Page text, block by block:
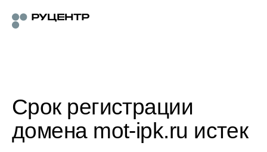
Срок регистрации
домена mot-ipk.ru истек